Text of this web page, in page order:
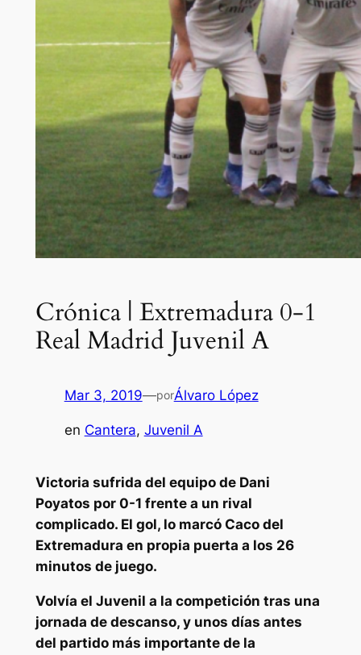
Crónica | Extremadura 0-1
Real Madrid Juvenil A
Mar 3, 2019—porÁlvaro López
en Cantera, Juvenil A
Victoria sufrida del equipo de Dani
Poyatos por 0-1 frente a un rival
complicado. El gol, lo marcó Caco del
Extremadura en propia puerta a los 26
minutos de juego.
Volvía el Juvenil a la competición tras una
jornada de descanso, y unos días antes
del partido más importante de la